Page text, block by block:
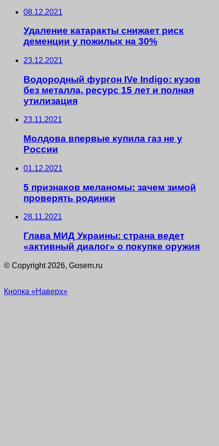
08.12.2021
Удаление катаракты снижает риск
деменции у пожилых на 30%
23.12.2021
Водородный фургон IVe Indigo: кузов
без металла, ресурс 15 лет и полная
утилизация
23.11.2021
Молдова впервые купила газ не у
России
01.12.2021
5 признаков меланомы: зачем зимой
проверять родинки
28.11.2021
Глава МИД Украины: страна ведет
«активный диалог» о покупке оружия
© Copyright 2026, Gosem.ru
Кнопка «Наверх»